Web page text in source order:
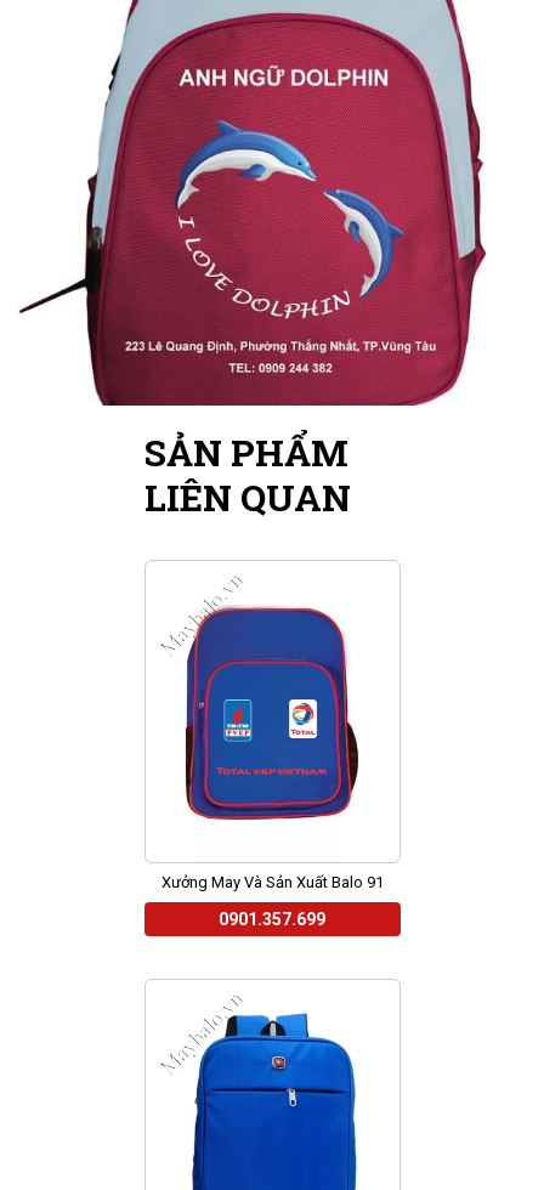
SẢN PHẨM
LIÊN QUAN
Xưởng May Và Sản Xuất Balo 91
0901.357.699